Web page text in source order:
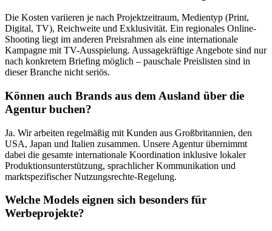
Die Kosten variieren je nach Projektzeitraum, Medientyp (Print,
Digital, TV), Reichweite und Exklusivität. Ein regionales Online-
Shooting liegt im anderen Preisrahmen als eine internationale
Kampagne mit TV-Ausspielung. Aussagekräftige Angebote sind nur
nach konkretem Briefing möglich – pauschale Preislisten sind in
dieser Branche nicht seriös.
Können auch Brands aus dem Ausland über die
Agentur buchen?
Ja. Wir arbeiten regelmäßig mit Kunden aus Großbritannien, den
USA, Japan und Italien zusammen. Unsere Agentur übernimmt
dabei die gesamte internationale Koordination inklusive lokaler
Produktionsunterstützung, sprachlicher Kommunikation und
marktspezifischer Nutzungsrechte-Regelung.
Welche Models eignen sich besonders für
Werbeprojekte?